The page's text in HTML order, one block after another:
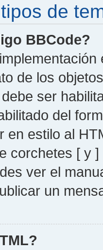
de
BBCode?
de los
ser
del
en estilo al
corchetes [ y
ver el
un